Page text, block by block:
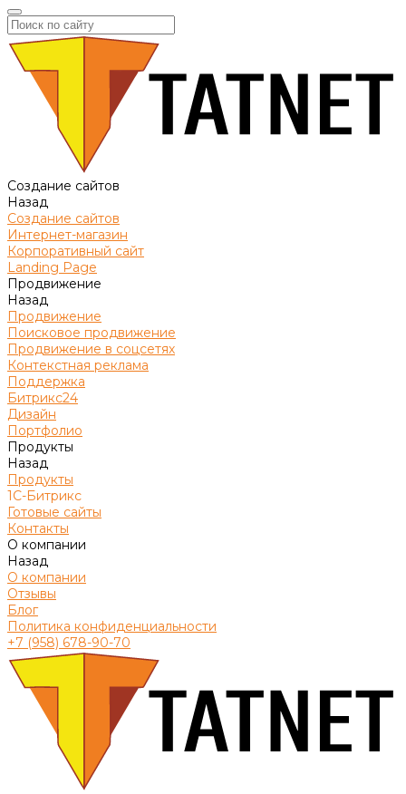
Создание сайтов
Назад
Создание сайтов
Интернет-магазин
Корпоративный сайт
Landing Page
Продвижение
Назад
Продвижение
Поисковое продвижение
Продвижение в соцсетях
Контекстная реклама
Поддержка
Битрикс24
Дизайн
Портфолио
Продукты
Назад
Продукты
1С-Битрикс
Готовые сайты
Контакты
О компании
Назад
О компании
Отзывы
Блог
Политика конфиденциальности
+7 (958) 678-90-70